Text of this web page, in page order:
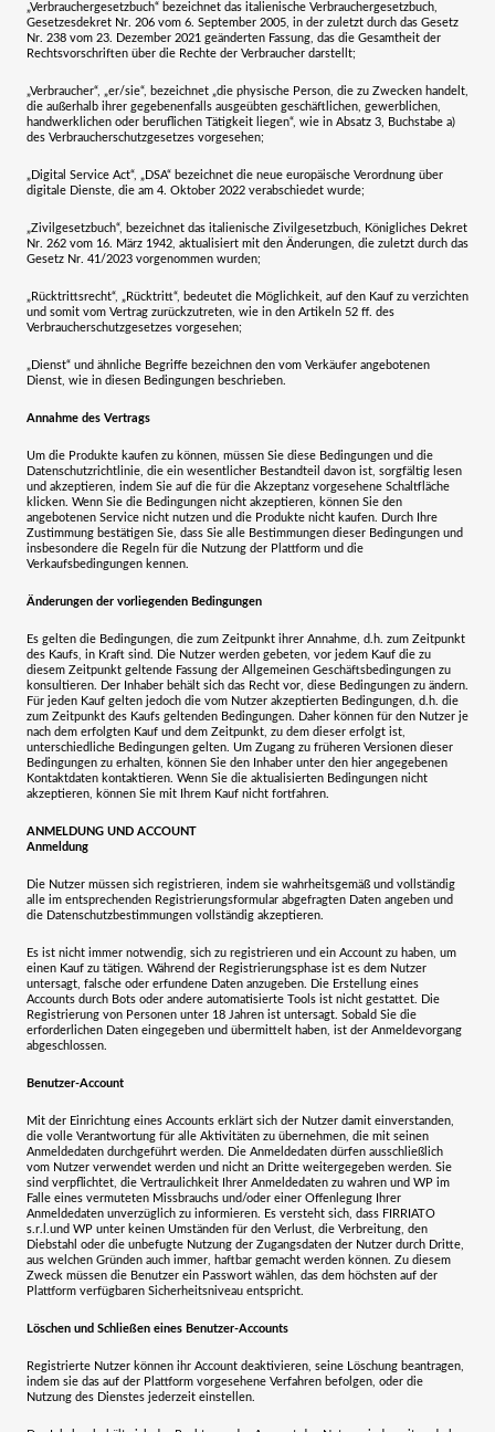
„Verbrauchergesetzbuch“ bezeichnet das italienische Verbrauchergesetzbuch,
Gesetzesdekret Nr. 206 vom 6. September 2005, in der zuletzt durch das Gesetz
Nr. 238 vom 23. Dezember 2021 geänderten Fassung, das die Gesamtheit der
Rechtsvorschriften über die Rechte der Verbraucher darstellt;
„Verbraucher“, „er/sie“, bezeichnet „die physische Person, die zu Zwecken handelt,
die außerhalb ihrer gegebenenfalls ausgeübten geschäftlichen, gewerblichen,
handwerklichen oder beruflichen Tätigkeit liegen“, wie in Absatz 3, Buchstabe a)
des Verbraucherschutzgesetzes vorgesehen;
„Digital Service Act“, „DSA“ bezeichnet die neue europäische Verordnung über
digitale Dienste, die am 4. Oktober 2022 verabschiedet wurde;
„Zivilgesetzbuch“, bezeichnet das italienische Zivilgesetzbuch, Königliches Dekret
Nr. 262 vom 16. März 1942, aktualisiert mit den Änderungen, die zuletzt durch das
Gesetz Nr. 41/2023 vorgenommen wurden;
„Rücktrittsrecht“, „Rücktritt“, bedeutet die Möglichkeit, auf den Kauf zu verzichten
und somit vom Vertrag zurückzutreten, wie in den Artikeln 52 ff. des
Verbraucherschutzgesetzes vorgesehen;
„Dienst“ und ähnliche Begriffe bezeichnen den vom Verkäufer angebotenen
Dienst, wie in diesen Bedingungen beschrieben.
Annahme des Vertrags
Um die Produkte kaufen zu können, müssen Sie diese Bedingungen und die
Datenschutzrichtlinie, die ein wesentlicher Bestandteil davon ist, sorgfältig lesen
und akzeptieren, indem Sie auf die für die Akzeptanz vorgesehene Schaltfläche
klicken. Wenn Sie die Bedingungen nicht akzeptieren, können Sie den
angebotenen Service nicht nutzen und die Produkte nicht kaufen. Durch Ihre
Zustimmung bestätigen Sie, dass Sie alle Bestimmungen dieser Bedingungen und
insbesondere die Regeln für die Nutzung der Plattform und die
Verkaufsbedingungen kennen.
Änderungen der vorliegenden Bedingungen
Es gelten die Bedingungen, die zum Zeitpunkt ihrer Annahme, d.h. zum Zeitpunkt
des Kaufs, in Kraft sind. Die Nutzer werden gebeten, vor jedem Kauf die zu
diesem Zeitpunkt geltende Fassung der Allgemeinen Geschäftsbedingungen zu
konsultieren. Der Inhaber behält sich das Recht vor, diese Bedingungen zu ändern.
Für jeden Kauf gelten jedoch die vom Nutzer akzeptierten Bedingungen, d.h. die
zum Zeitpunkt des Kaufs geltenden Bedingungen. Daher können für den Nutzer je
nach dem erfolgten Kauf und dem Zeitpunkt, zu dem dieser erfolgt ist,
unterschiedliche Bedingungen gelten. Um Zugang zu früheren Versionen dieser
Bedingungen zu erhalten, können Sie den Inhaber unter den hier angegebenen
Kontaktdaten kontaktieren. Wenn Sie die aktualisierten Bedingungen nicht
akzeptieren, können Sie mit Ihrem Kauf nicht fortfahren.
ANMELDUNG UND ACCOUNT
Anmeldung
Die Nutzer müssen sich registrieren, indem sie wahrheitsgemäß und vollständig
alle im entsprechenden Registrierungsformular abgefragten Daten angeben und
die Datenschutzbestimmungen vollständig akzeptieren.
Es ist nicht immer notwendig, sich zu registrieren und ein Account zu haben, um
einen Kauf zu tätigen. Während der Registrierungsphase ist es dem Nutzer
untersagt, falsche oder erfundene Daten anzugeben. Die Erstellung eines
Accounts durch Bots oder andere automatisierte Tools ist nicht gestattet. Die
Registrierung von Personen unter 18 Jahren ist untersagt. Sobald Sie die
erforderlichen Daten eingegeben und übermittelt haben, ist der Anmeldevorgang
abgeschlossen.
Benutzer-Account
Mit der Einrichtung eines Accounts erklärt sich der Nutzer damit einverstanden,
die volle Verantwortung für alle Aktivitäten zu übernehmen, die mit seinen
Anmeldedaten durchgeführt werden. Die Anmeldedaten dürfen ausschließlich
vom Nutzer verwendet werden und nicht an Dritte weitergegeben werden. Sie
sind verpflichtet, die Vertraulichkeit Ihrer Anmeldedaten zu wahren und WP im
Falle eines vermuteten Missbrauchs und/oder einer Offenlegung Ihrer
Anmeldedaten unverzüglich zu informieren. Es versteht sich, dass FIRRIATO
s.r.l. und WP unter keinen Umständen für den Verlust, die Verbreitung, den
Diebstahl oder die unbefugte Nutzung der Zugangsdaten der Nutzer durch Dritte,
aus welchen Gründen auch immer, haftbar gemacht werden können. Zu diesem
Zweck müssen die Benutzer ein Passwort wählen, das dem höchsten auf der
Plattform verfügbaren Sicherheitsniveau entspricht.
Löschen und Schließen eines Benutzer-Accounts
Registrierte Nutzer können ihr Account deaktivieren, seine Löschung beantragen,
indem sie das auf der Plattform vorgesehene Verfahren befolgen, oder die
Nutzung des Dienstes jederzeit einstellen.